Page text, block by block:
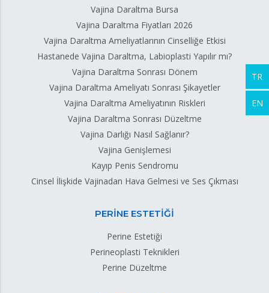
Vajina Daraltma Bursa
Vajina Daraltma Fiyatları 2026
Vajina Daraltma Ameliyatlarının Cinselliğe Etkisi
Hastanede Vajina Daraltma, Labioplasti Yapılır mı?
Vajina Daraltma Sonrası Dönem
Vajina Daraltma Ameliyatı Sonrası Şikayetler
Vajina Daraltma Ameliyatının Riskleri
Vajina Daraltma Sonrası Düzeltme
Vajina Darlığı Nasıl Sağlanır?
Vajina Genişlemesi
Kayıp Penis Sendromu
Cinsel İlişkide Vajinadan Hava Gelmesi ve Ses Çıkması
PERİNE ESTETİĞİ
Perine Estetiği
Perineoplasti Teknikleri
Perine Düzeltme
TR
EN